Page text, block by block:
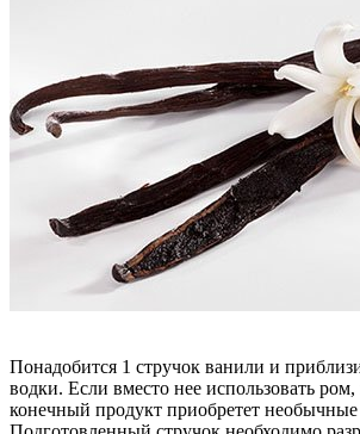
Понадобится 1 стручок ванили и
водки. Если вместо нее использовать
конечный продукт приобретет необычные